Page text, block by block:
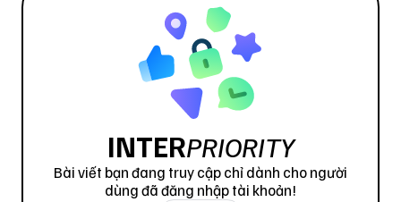
(Night Mode) là cách để chỉ các phiên bản giao
diện với màu sắc tối hơn, chủ yếu là nền đen
(hoặc gần đen) được sử dụng thay thế các dạng
nền trắng/ sáng truyền thống.
Thiết kế dạng này sử dụng chủ yếu là các màu
sắc có độ bão hòa thấp, dải màu hẹp hơn so với
các giao diện trước đây. Nó cũng gợi nhớ đến giai
đoạn ban đầu của đồ họa vi tính cũng như các
INTERPRIORITY
Bài viết bạn đang truy cập chỉ dành cho người
dùng đã đăng nhập tài khoản!